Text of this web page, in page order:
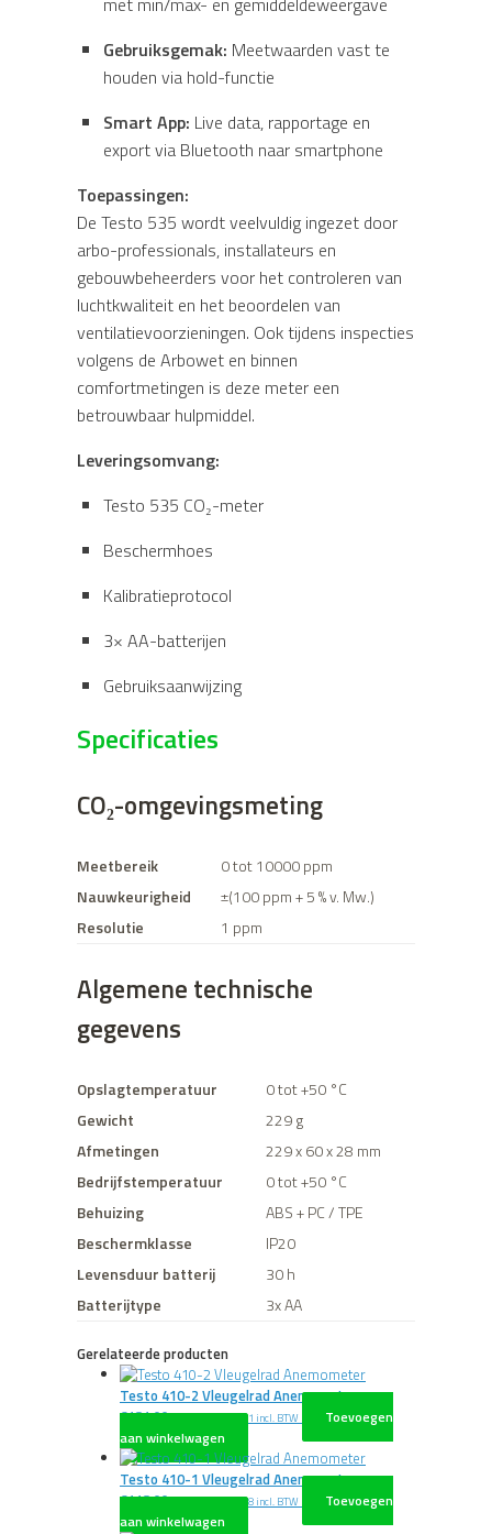
Gebruiksgemak: Meetwaarden vast te
houden via hold-functie
Smart App: Live data, rapportage en
export via Bluetooth naar smartphone
Toepassingen:
De Testo 535 wordt veelvuldig ingezet door
arbo-professionals, installateurs en
gebouwbeheerders voor het controleren van
luchtkwaliteit en het beoordelen van
ventilatievoorzieningen. Ook tijdens inspecties
volgens de Arbowet en binnen
comfortmetingen is deze meter een
betrouwbaar hulpmiddel.
Leveringsomvang:
Testo 535 CO₂-meter
Beschermhoes
Kalibratieprotocol
3× AA-batterijen
Gebruiksaanwijzing
Specificaties
CO₂-omgevingsmeting
Meetbereik
0 tot 10000 ppm
Nauwkeurigheid
±(100 ppm + 5 % v. Mw.)
Resolutie
1 ppm
Algemene technische
gegevens
Opslagtemperatuur
0 tot +50 °C
Gewicht
229 g
Afmetingen
229 x 60 x 28 mm
Bedrijfstemperatuur
0 tot +50 °C
Behuizing
ABS + PC / TPE
Beschermklasse
IP20
Levensduur batterij
30 h
Batterijtype
3x AA
Gerelateerde producten
Testo 410-2 Vleugelrad Anemometer
€181,00 excl. BTW€219,01 incl. BTW
Toevoegen
aan winkelwagen
Testo 410-1 Vleugelrad Anemometer
€118,00 excl. BTW€142,78 incl. BTW
Toevoegen
aan winkelwagen